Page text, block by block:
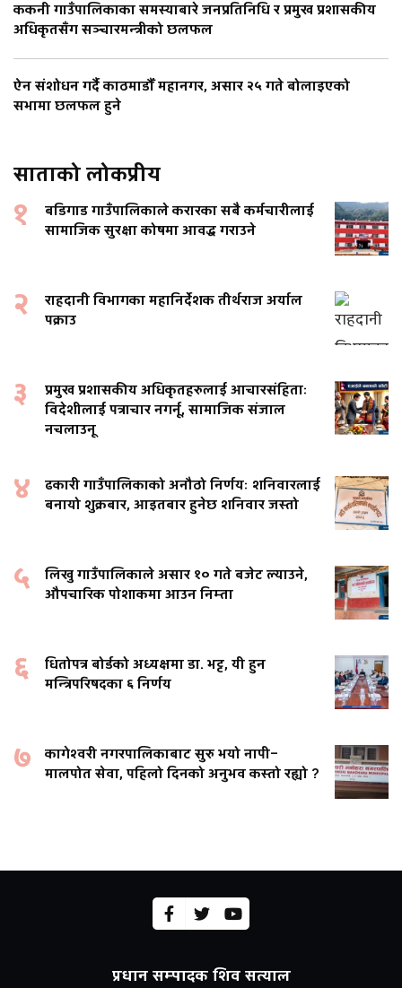
ककनी गाउँपालिकाका समस्याबारे जनप्रतिनिधि र प्रमुख प्रशासकीय
अधिकृतसँग सञ्चारमन्त्रीको छलफल
ऐन संशोधन गर्दै काठमाडौँ महानगर, असार २५ गते बोलाइएको
सभामा छलफल हुने
साताको लोकप्रीय
१
बडिगाड गाउँपालिकाले करारका सबै कर्मचारीलाई
सामाजिक सुरक्षा कोषमा आवद्ध गराउने
२
राहदानी विभागका महानिर्देशक तीर्थराज अर्याल
पक्राउ
३
प्रमुख प्रशासकीय अधिकृतहरुलाई आचारसंहिताः
विदेशीलाई पत्राचार नगर्नू, सामाजिक संजाल
नचलाउनू
४
ढकारी गाउँपालिकाको अनौठो निर्णयः शनिवारलाई
बनायो शुक्रबार, आइतबार हुनेछ शनिवार जस्तो
५
लिखु गाउँपालिकाले असार १० गते बजेट ल्याउने,
औपचारिक पोशाकमा आउन निम्ता
६
धितोपत्र बोर्डको अध्यक्षमा डा. भट्ट, यी हुन
मन्त्रिपरिषदका ६ निर्णय
७
कागेश्वरी नगरपालिकाबाट सुरु भयो नापी–
मालपोत सेवा, पहिलो दिनको अनुभव कस्तो रह्यो ?
प्रधान सम्पादक शिव सत्याल